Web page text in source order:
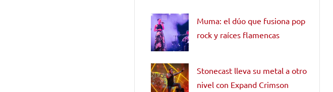
Muma: el dúo que fusiona pop
rock y raíces flamencas
Stonecast lleva su metal a otro
nivel con Expand Crimson